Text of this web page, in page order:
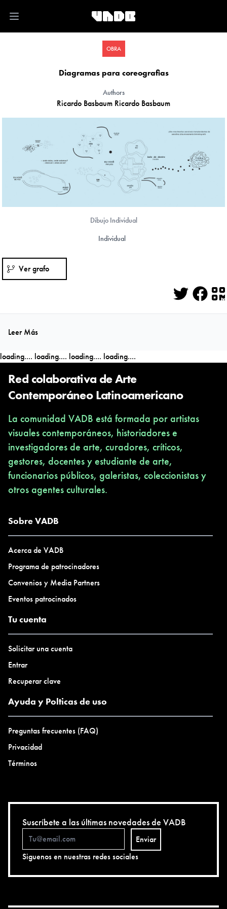
Open main menu
OBRA
Diagramas para coreografias
Authors
Ricardo Basbaum Ricardo Basbaum
Dibujo Individual
Individual
Ver grafo
Twitter
Leer Más
loading.... loading.... loading.... loading....
Red colaborativa de Arte
Contemporáneo Latinoamericano
La comunidad VADB está formada por artistas
visuales contemporáneos, historiadores e
investigadores de arte, curadores, críticos,
gestores, docentes y estudiante de arte,
funcionarios públicos, galeristas, coleccionistas y
otros agentes culturales.
Sobre VADB
Acerca de VADB
Programa de patrocinadores
Convenios y Media Partners
Eventos patrocinados
Tu cuenta
Solicitar una cuenta
Entrar
Recuperar clave
Ayuda y Polticas de uso
Preguntas frecuentes (FAQ)
Privacidad
Términos
Suscríbete a las últimas novedades de VADB
Enviar
Siguenos en nuestras redes sociales